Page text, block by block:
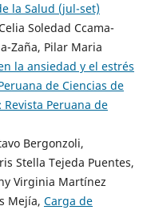
la Salud (jul-set)
Soledad Ccama-
Zaña, Pilar Maria
la ansiedad y el estrés
de Ciencias de
Revista Peruana de
Bergonzoli,
Stella Tejeda Puentes,
Virginia Martínez
Mejía, Carga de